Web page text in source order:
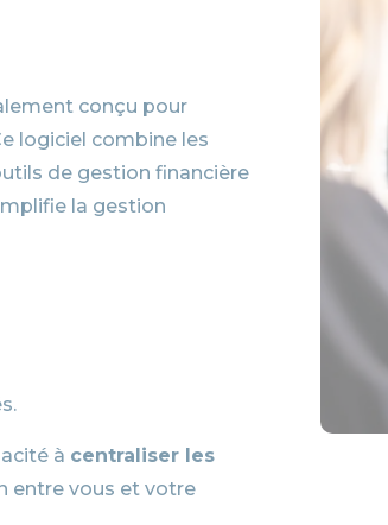
conçu pour
logiciel combine les
de gestion financière
la gestion
à centraliser les
entre vous et votre